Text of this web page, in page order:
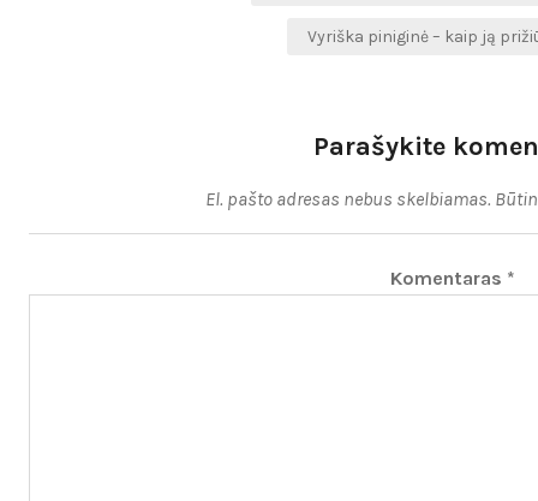
Vyriška piniginė – kaip ją
Parašykite
El. pašto adresas nebus skelbiamas.
Komentaras *